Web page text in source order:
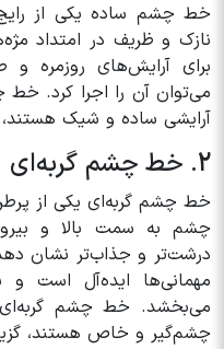
خط چشم ساده یکی از
نازک و ظریف در امتداد
برای آرایش‌های روزمره
می‌توان آن را اجرا کرد. خط
آرایشی ساده و شیک هستند،
2. خط چشم گربه‌ای
خط چشم گربه‌ای یکی از
چشم به سمت بالا و
درشت‌تر و جذاب‌تر نشان
مهمانی‌ها ایده‌آل است
می‌بخشد. خط چشم گربه‌ای
چشم‌گیر و خاص هستند،